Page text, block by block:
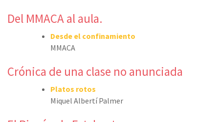
Del MMACA al aula.
Desde el confinamiento
MMACA
Crónica de una clase no anunciada
Platos rotos
Miquel Albertí Palmer